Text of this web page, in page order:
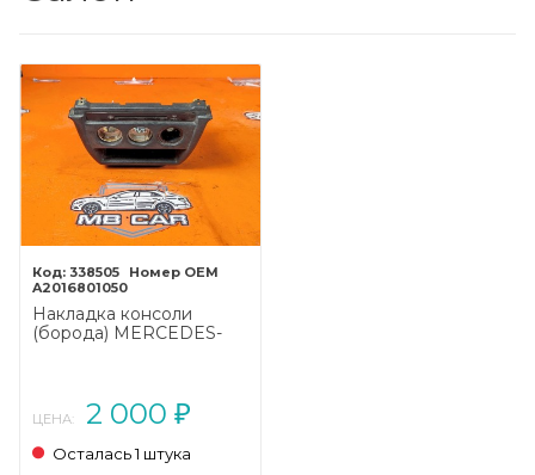
338505
A2016801050
Накладка консоли
(борода) MERCEDES-
ЦЕНА: 2 000 ₽
Осталась 1 штука